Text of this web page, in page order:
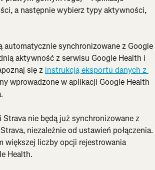
a następnie wybierz typy aktywności,
automatycznie synchronizowane z Google
aktywność z serwisu Google Health i
się z instrukcją eksportu danych z
wprowadzone w aplikacji Google Health
nie będą już synchronizowane z
niezależnie od ustawień połączenia.
większej liczby opcji rejestrowania
Health.